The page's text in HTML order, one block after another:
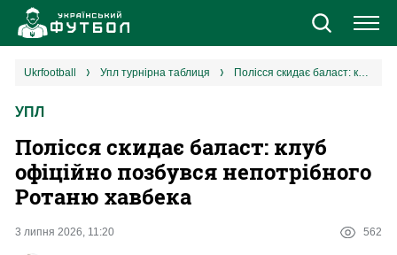
Новини
Єврокубки
УПЛ
ukrfootball упл турнірна таблиця Полісся скидає баласт: клуб офіційно позбувся непотрібного Ротаню хавбека
УПЛ
Полісся скидає баласт: клуб
офіційно позбувся непотрібного
Ротаню хавбека
3 липня 2026, 11:20 562